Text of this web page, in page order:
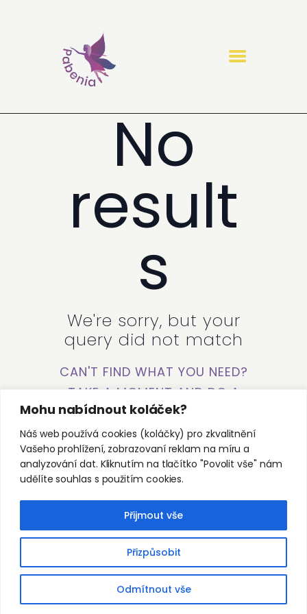
Mohu nabídnout koláček?
Náš web používá cookies (koláčky) pro zkvalitnění
Vašeho prohlížení, zobrazovaní reklam na míru a
analyzování dat. Kliknutím na tlačítko "Povolit vše" nám
udělíte souhlas s použitím cookies.
Přizpůsobit
Odmítnout vše
Přijmout vše
O NÁS
NAŠE SLUŽBY
PROJEKT NEJSTE SAMI
KONTAKT
PODPOŘTE NÁS
No
result
s
We're sorry, but your
query did not match
CAN'T FIND WHAT YOU NEED?
TAKE A MOMENT AND DO A
SEARCH BELOW OR START
FROMOUR HOMEPAGE.
Copyright © 2026 by Pabenia.
Všechna práva vyhrazena.